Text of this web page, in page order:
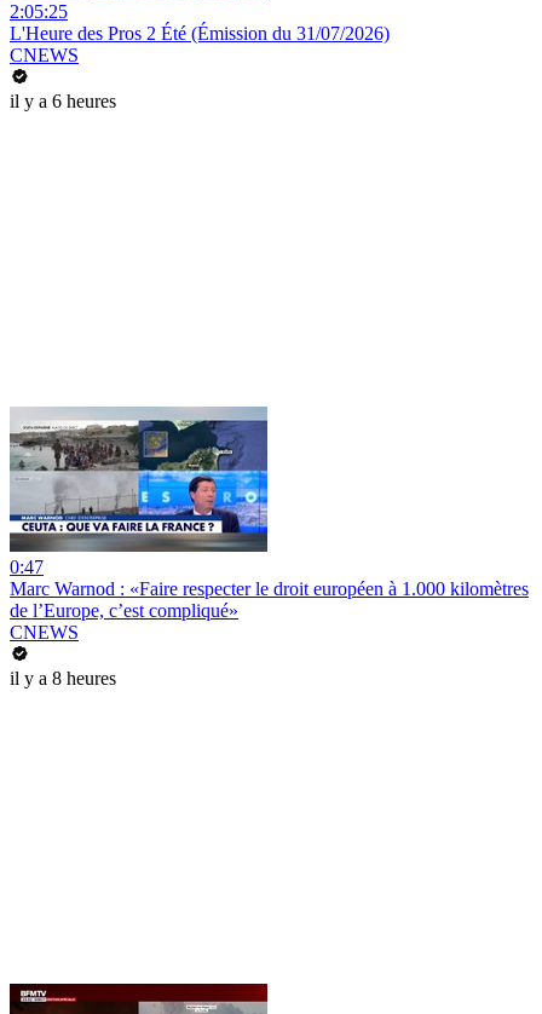
2:05:25
L'Heure des Pros 2 Été (Émission du 31/07/2026)
CNEWS
il y a 6 heures
0:47
Marc Warnod : «Faire respecter le droit européen à 1.000 kilomètres
de l’Europe, c’est compliqué»
CNEWS
il y a 8 heures